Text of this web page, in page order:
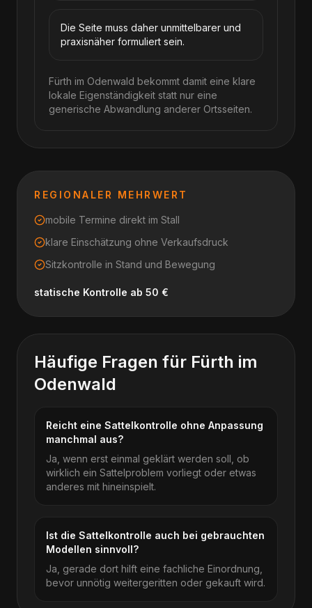
Die Seite muss daher unmittelbarer und
praxisnäher formuliert sein.
Fürth im Odenwald bekommt damit eine klare
lokale Eigenständigkeit statt nur eine
generische Abwandlung anderer Ortsseiten.
REGIONALER MEHRWERT
mobile Termine direkt im Stall
klare Einschätzung ohne Verkaufsdruck
Sitzkontrolle in Stand und Bewegung
statische Kontrolle ab 50 €
Häufige Fragen für Fürth im
Odenwald
Reicht eine Sattelkontrolle ohne Anpassung
manchmal aus?
Ja, wenn erst einmal geklärt werden soll, ob
wirklich ein Sattelproblem vorliegt oder etwas
anderes mit hineinspielt.
Ist die Sattelkontrolle auch bei gebrauchten
Modellen sinnvoll?
Ja, gerade dort hilft eine fachliche Einordnung,
bevor unnötig weitergeritten oder gekauft wird.